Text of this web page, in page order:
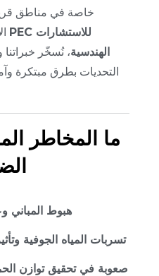
خاصة في مناطق
PEC للاستشارات
الهندسية، نُسخّر
التحديات بطرق مبتكرة
ما المخاطر
هبوط المباني
تسربات المياه الجوفية
صعوبة في تحقيق توازن